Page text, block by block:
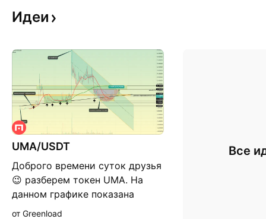
Идеи
UMA/USDT
Доброго времени суток друзья
😉 разберем токен UMA. На
данном графике показана
полная история данной
от Greenload
Все